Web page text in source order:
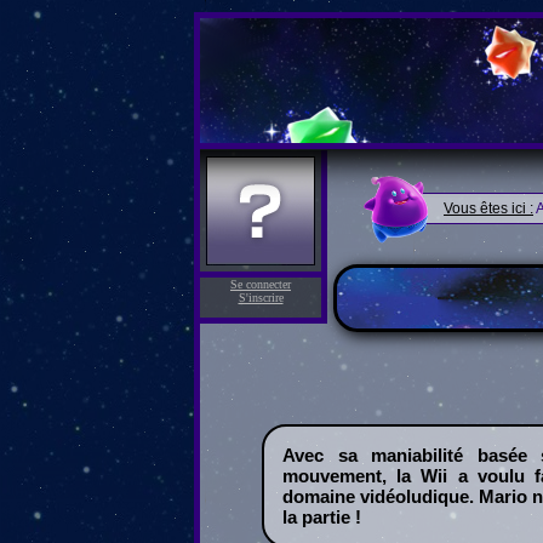
Se connecter
S'inscrire
Vous êtes ici :
Avec sa maniabilité basée
mouvement, la Wii a voulu
domaine vidéoludique. Mario
la partie !